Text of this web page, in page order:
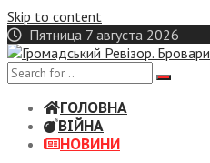
Skip to content
Пятница 7 августа 2026
ГОЛОВНА
ВІЙНА
НОВИНИ